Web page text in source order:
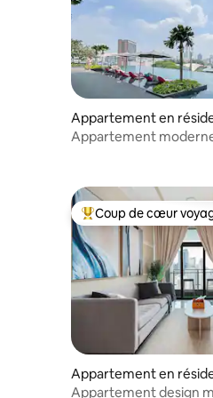
Appartement en
Kuala Lumpur
Appartement
Coups de cœur
Coup de cœur
Appartement en
⋅ Kuala Lumpur
Appartement design